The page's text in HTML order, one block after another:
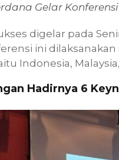
Gelar
digelar pada
ini
Indonesia,
Hadirnya 6